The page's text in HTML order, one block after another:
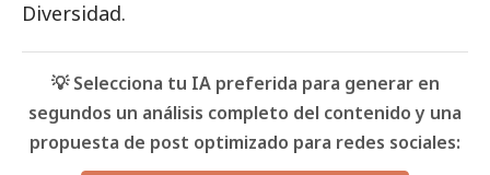
Diversidad.
💡 Selecciona tu IA preferida para generar en
segundos un análisis completo del contenido y una
propuesta de post optimizado para redes sociales: